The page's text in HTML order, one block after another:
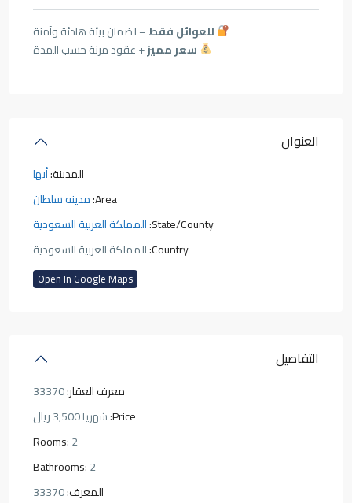
للعوائل فقط– لضمان بيئة هادئة وآمنة
سعر مميز+ عقود مرنة حسب المدة
العنوان
المدينة:أبها
Area: مدينه سلطان
State/County: المملكة العربية السعودية
Country: المملكة العربية السعودية
Open In Google Maps
التفاصيل
معرف العقار:
Price: شهريا3,500 ريال
Rooms:2
Bathrooms:2
المعرف: